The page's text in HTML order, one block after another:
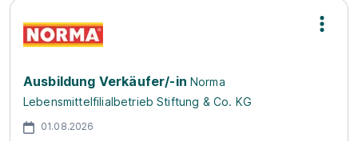
Ausbildung Verkäufer/-in Norma
Lebensmittelfilialbetrieb Stiftung & Co. KG
01.08.2026